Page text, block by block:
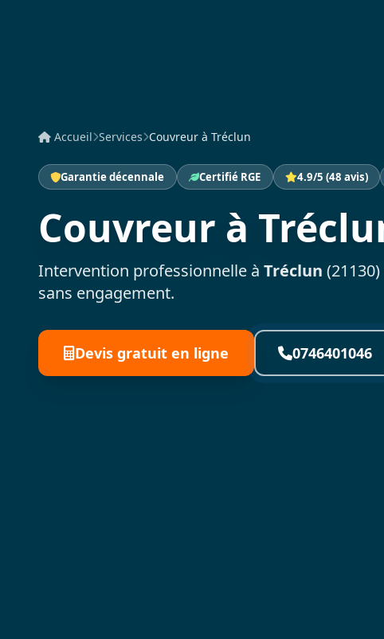
Accueil Services Couvreur à Tréclun
Garantie décennale Certifié RGE 4.9/5 (48 avis)
Couvreur à
Intervention professionnelle à Tréclun
sans engagement.
Devis gratuit en ligne 0746401046